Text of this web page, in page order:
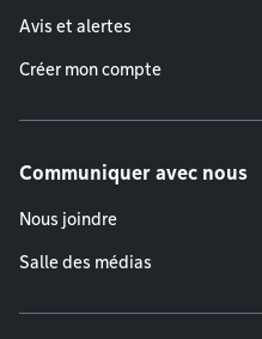
Avis et alertes
Créer mon compte
Communiquer avec nous
Nous joindre
Salle des médias